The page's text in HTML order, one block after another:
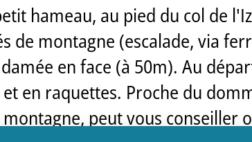
hameau, au pied du col de
de montagne (escalade, via
en face (à 50m). Au
en raquettes. Proche du
peut vous conseiller